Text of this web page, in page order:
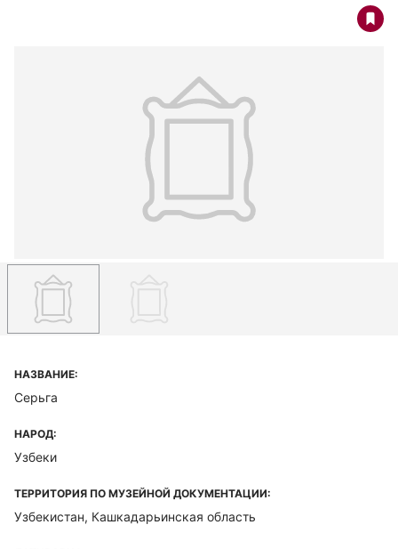
НАЗВАНИЕ:
Серьга
НАРОД:
Узбеки
ТЕРРИТОРИЯ ПО МУЗЕЙНОЙ ДОКУМЕНТАЦИИ:
Узбекистан, Кашкадарьинская область